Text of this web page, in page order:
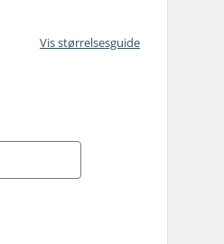
Vis størrelsesguide